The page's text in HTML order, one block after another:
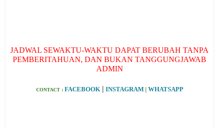
JADWAL SEWAKTU-WAKTU DAPAT BERUBAH TANPA
PEMBERITAHUAN, DAN BUKAN TANGGUNGJAWAB
ADMIN
CONTACT : FACEBOOK| INSTAGRAM| WHATSAPP